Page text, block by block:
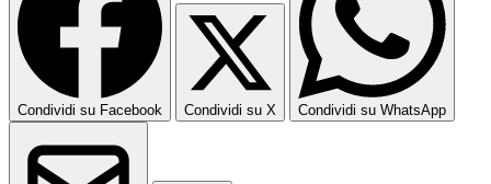
Condividi su Facebook Condividi su X Condividi su WhatsApp